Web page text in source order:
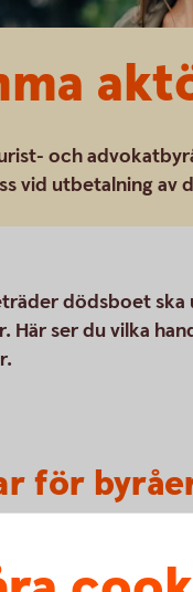
och
vid utbetalning av
dödsboet
ser du vilka
för